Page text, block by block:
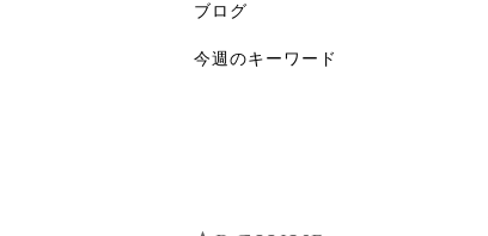
ブログ
今週のキーワード